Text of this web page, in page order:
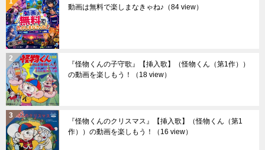
動画は無料で楽しまなきゃね♪ （84 view）
『怪物くんの子守歌』【挿入歌】（怪物くん（第1作））
の動画を楽しもう！
（18 view）
『怪物くんのクリスマス』【挿入歌】（怪物くん（第1
作））の動画を楽しもう！
（16 view）